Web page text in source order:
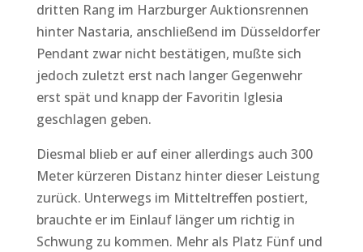
dritten Rang im Harzburger Auktionsrennen
hinter Nastaria, anschließend im Düsseldorfer
Pendant zwar nicht bestätigen, mußte sich
jedoch zuletzt erst nach langer Gegenwehr
erst spät und knapp der Favoritin Iglesia
geschlagen geben.
Diesmal blieb er auf einer allerdings auch 300
Meter kürzeren Distanz hinter dieser Leistung
zurück. Unterwegs im Mitteltreffen postiert,
brauchte er im Einlauf länger um richtig in
Schwung zu kommen. Mehr als Platz Fünf und